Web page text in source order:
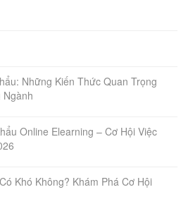
Những Kiến Thức Quan Trọng
Online Elearning – Cơ Hội Việc
Khó Không? Khám Phá Cơ Hội